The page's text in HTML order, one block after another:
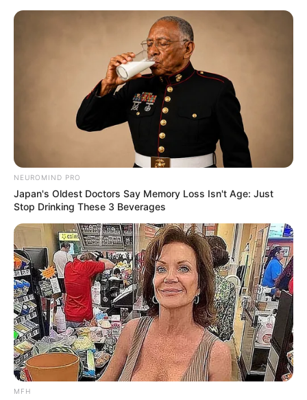
สิงมงคลประจำวัน สีมงคลวันศุกร์
นักเขียน
กองบรรณาธิการ
เนื้อหาที่ได้รับการโปรโมต
NEUROMIND PRO
Japan's Oldest Doctors Say Memory Loss Isn't Age: Just
Stop Drinking These 3 Beverages
MFH